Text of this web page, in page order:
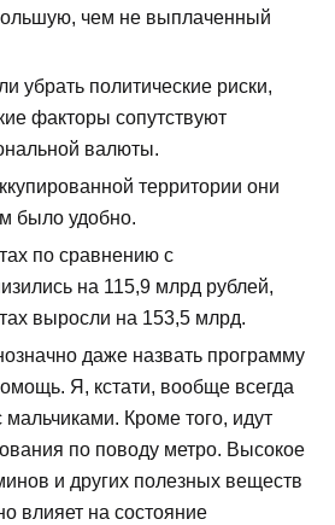
чем не выплаченный
убрать политические риски,
факторы сопутствуют
валюты.
территории они
было удобно.
по сравнению с
на 115,9 млрд рублей,
выросли на 153,5 млрд.
даже назвать программу
Я, кстати, вообще всегда
Кроме того, идут
по поводу метро. Высокое
и других полезных веществ
влияет на состояние